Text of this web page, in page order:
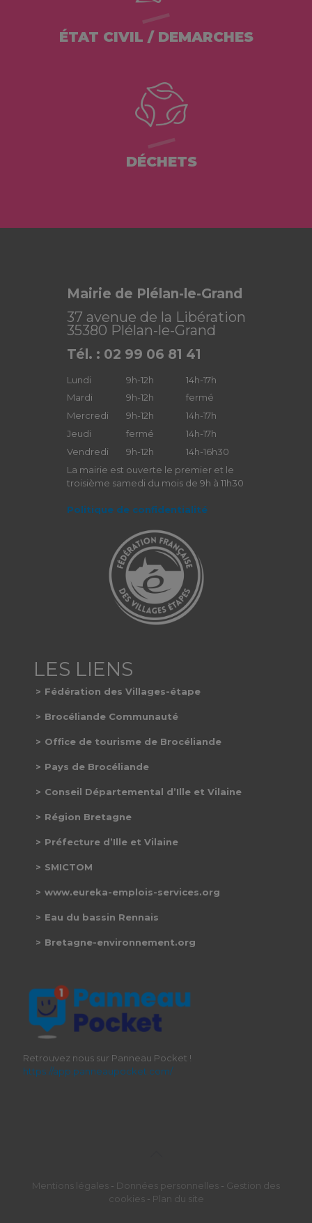
ÉTAT CIVIL / DEMARCHES
DÉCHETS
Mairie de Plélan-le-Grand
37 avenue de la Libération
35380 Plélan-le-Grand
Tél. : 02 99 06 81 41
Lundi 9h-12h
14h-17h
Mardi
9h-12h
fermé
Mercredi
9h-12h
14h-17h
Jeudi
fermé
14h-17h
Vendredi
9h-12h
14h-16h30
La mairie est ouverte le premier et le
troisième samedi du mois de 9h à 11h30
Politique de confidentialité
Fédération des Villages-étape
Brocéliande Communauté
Office de tourisme de Brocéliande
Pays de Brocéliande
Conseil Départemental d’Ille et Vilaine
Région Bretagne
Préfecture d’Ille et Vilaine
SMICTOM
www.eureka-emplois-services.org
Eau du bassin Rennais
Bretagne-environnement.org
Retrouvez nous sur Panneau Pocket !
https://app.panneaupocket.com/
Mentions légales - Données personnelles - Gestion des
cookies- Plan du site